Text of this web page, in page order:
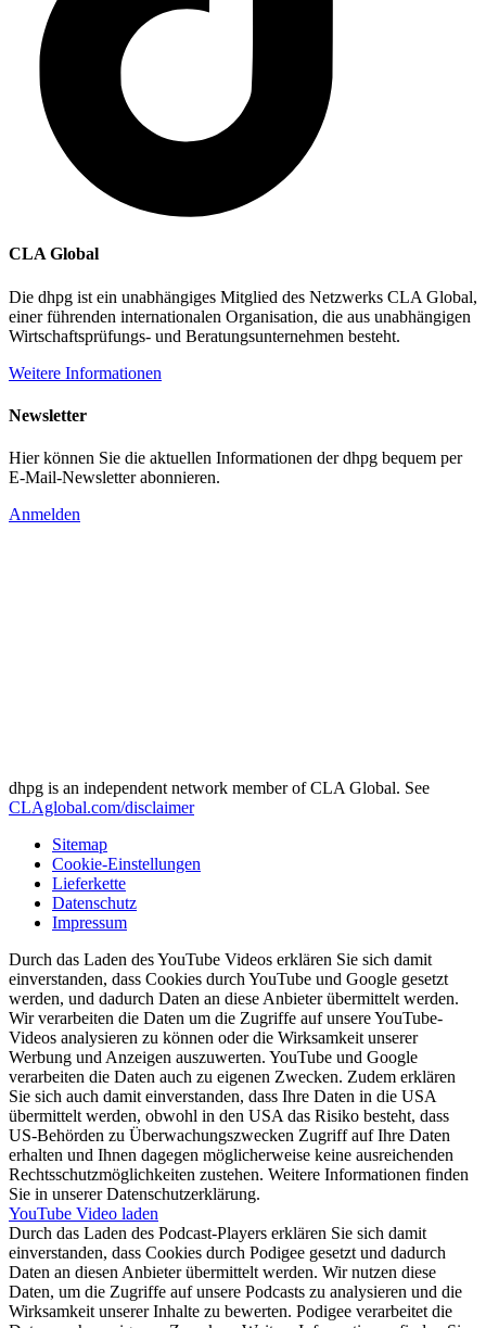
CLA Global
Die dhpg ist ein unabhängiges Mitglied des Netzwerks CLA Global,
einer führenden internationalen Organisation, die aus unabhängigen
Wirtschaftsprüfungs- und Beratungsunternehmen besteht.
Weitere Informationen
Newsletter
Hier können Sie die aktuellen Informationen der dhpg bequem per
E-Mail-Newsletter abonnieren.
Anmelden
dhpg is an independent network member of CLA Global. See
CLAglobal.com/disclaimer
Sitemap
Cookie-Einstellungen
Lieferkette
Datenschutz
Impressum
Durch das Laden des YouTube Videos erklären Sie sich damit
einverstanden, dass Cookies durch YouTube und Google gesetzt
werden, und dadurch Daten an diese Anbieter übermittelt werden.
Wir verarbeiten die Daten um die Zugriffe auf unsere YouTube-
Videos analysieren zu können oder die Wirksamkeit unserer
Werbung und Anzeigen auszuwerten. YouTube und Google
verarbeiten die Daten auch zu eigenen Zwecken. Zudem erklären
Sie sich auch damit einverstanden, dass Ihre Daten in die USA
übermittelt werden, obwohl in den USA das Risiko besteht, dass
US-Behörden zu Überwachungszwecken Zugriff auf Ihre Daten
erhalten und Ihnen dagegen möglicherweise keine ausreichenden
Rechtsschutzmöglichkeiten zustehen. Weitere Informationen finden
Sie in unserer Datenschutzerklärung.
YouTube Video laden
Durch das Laden des Podcast-Players erklären Sie sich damit
einverstanden, dass Cookies durch Podigee gesetzt und dadurch
Daten an diesen Anbieter übermittelt werden. Wir nutzen diese
Daten, um die Zugriffe auf unsere Podcasts zu analysieren und die
Wirksamkeit unserer Inhalte zu bewerten. Podigee verarbeitet die